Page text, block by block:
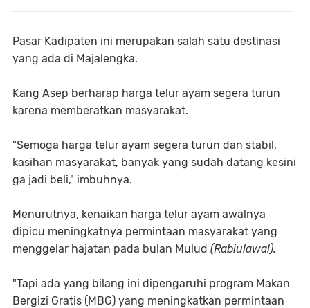
Pasar Kadipaten ini merupakan salah satu destinasi
yang ada di Majalengka.
Kang Asep berharap harga telur ayam segera turun
karena memberatkan masyarakat.
"Semoga harga telur ayam segera turun dan stabil,
kasihan masyarakat, banyak yang sudah datang kesini
ga jadi beli," imbuhnya.
Menurutnya, kenaikan harga telur ayam awalnya
dipicu meningkatnya permintaan masyarakat yang
menggelar hajatan pada bulan Mulud (Rabiulawal).
"Tapi ada yang bilang ini dipengaruhi program Makan
Bergizi Gratis (MBG) yang meningkatkan permintaan